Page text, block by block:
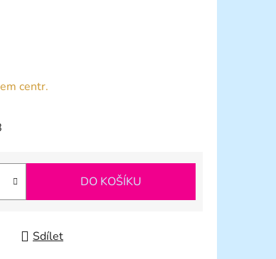
centr.
DO KOŠÍKU
Sdílet